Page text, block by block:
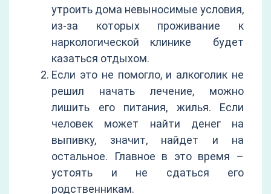
утроить дома невыносимые условия,
из-за которых проживание к
наркологической клинике будет
казаться отдыхом.
Если это не помогло, и алкоголик не
решил начать лечение, можно
лишить его питания, жилья. Если
человек может найти денег на
выпивку, значит, найдет и на
остальное. Главное в это время –
устоять и не сдаться его
родственникам.